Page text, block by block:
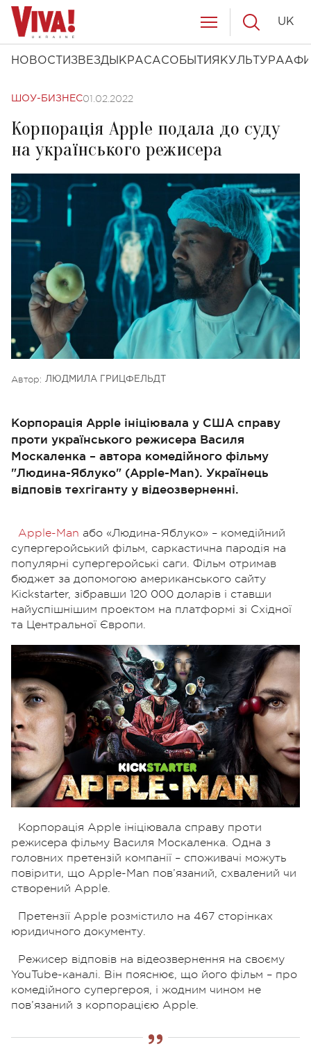
НОВОСТИ ЗВЕЗДЫ КРАСАСОБЫТИЯ КУЛЬТУРА
UK
ШОУ-БИЗНЕС01.02.2022
Корпорація Apple подала до суду
на українського режисера
Автор: ЛЮДМИЛА ГРИЦФЕЛЬДТ
Корпорація Apple ініціювала у США справу
проти українського режисера Василя
Москаленка – автора комедійного фільму
"Людина-Яблуко" (Apple-Man). Українець
відповів техгіганту у відеозверненні.
Apple-Man або «Людина-Яблуко» – комедійний
супергеройський фільм, саркастична пародія на
популярні супергеройські саги. Фільм отримав
бюджет за допомогою американського сайту
Kickstarter, зібравши 120 000 доларів і ставши
найуспішнішим проектом на платформі зі Східної
та Центральної Європи.
Корпорація Apple ініціювала справу проти
режисера фільму Василя Москаленка. Одна з
головних претензій компанії – споживачі можуть
повірити, що Apple-Man пов’язаний, схвалений чи
створений Apple.
Претензії Apple розмістило на 467 сторінках
юридичного документу.
Режисер відповів на відеозвернення на своєму
YouTube-каналі. Він пояснює, що його фільм – про
комедійного супергероя, і жодним чином не
пов’язаний з корпорацією Apple.